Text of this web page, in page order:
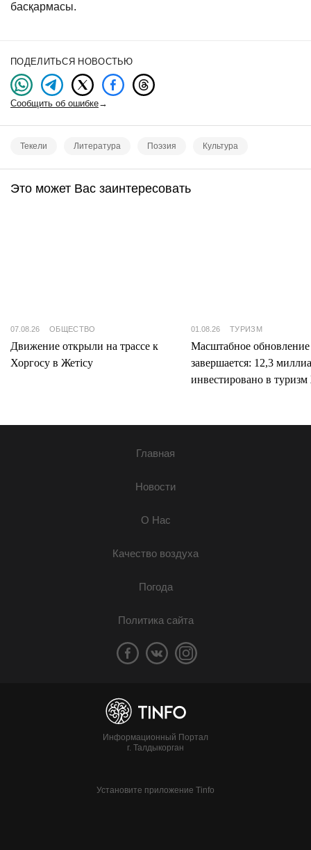
басқармасы.
ПОДЕЛИТЬСЯ НОВОСТЬЮ
Сообщить об ошибке→
Текели Литература Поэзия Культура
Это может Вас заинтересовать
07.08.26 ОБЩЕСТВО
Движение открыли на трассе к
Хоргосу в Жетісу
01.08.26 ТУРИЗМ
Масштабное
завершается: 12,3
инвестировано в туризм
Главная
Новости
О Нас
Качество воздуха
Погода
Политика сайта
Информационный Портал
г. Талдыкорган
Установите приложение Tinfo